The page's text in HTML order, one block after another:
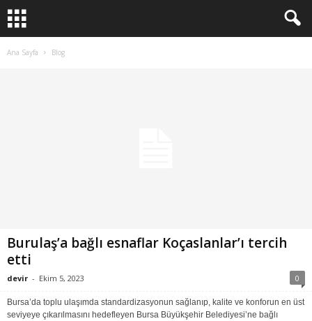
Ana Sayfa Blog
Burulaş’a bağlı esnaflar Koçaslanlar’ı tercih
etti
devir - Ekim 5, 2023 0
Bursa’da toplu ulaşımda standardizasyonun sağlanıp, kalite ve konforun en üst
seviyeye çıkarılmasını hedefleyen Bursa Büyükşehir Belediyesi’ne bağlı